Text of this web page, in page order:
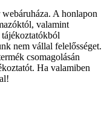
A honlapon
valamint
nem vállal felelősséget.
csomagolásán
Ha valamiben